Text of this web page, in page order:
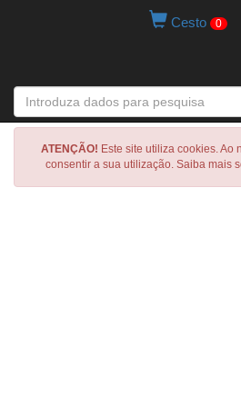
Cesto 0
ATENÇÃO! Este site utiliza cookies. Ao
consentir a sua utilização. Saiba mais